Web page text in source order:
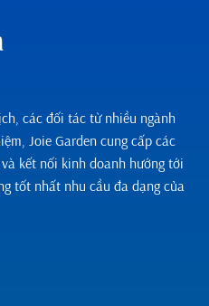
các đối tác từ nhiều ngành
Joie Garden cung cấp các
kết nối kinh doanh hướng tới
tốt nhất nhu cầu đa dạng của